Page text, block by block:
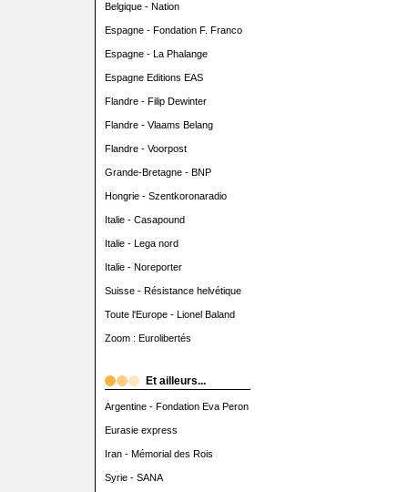
Belgique - Nation
Espagne - Fondation F. Franco
Espagne - La Phalange
Espagne Editions EAS
Flandre - Filip Dewinter
Flandre - Vlaams Belang
Flandre - Voorpost
Grande-Bretagne - BNP
Hongrie - Szentkoronaradio
Italie - Casapound
Italie - Lega nord
Italie - Noreporter
Suisse - Résistance helvétique
Toute l'Europe - Lionel Baland
Zoom : Eurolibertés
Et ailleurs...
Argentine - Fondation Eva Peron
Eurasie express
Iran - Mémorial des Rois
Syrie - SANA